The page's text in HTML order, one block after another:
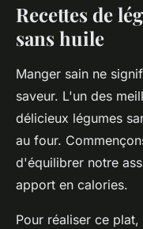
Recettes de
sans huile
Manger sain ne
saveur. L'un des
délicieux légumes
au four.
d'équilibrer notre
apport en calories.
Pour réaliser ce